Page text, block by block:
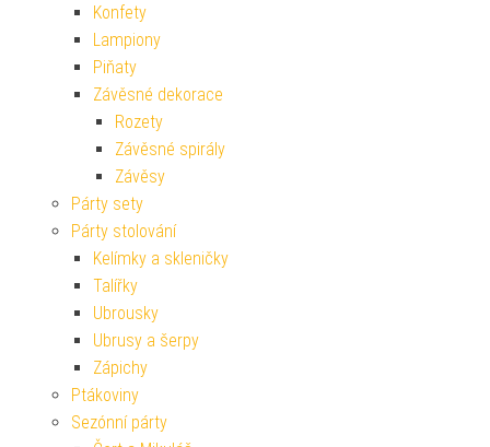
Konfety
Lampiony
Piňaty
Závěsné dekorace
Rozety
Závěsné spirály
Závěsy
Párty sety
Párty stolování
Kelímky a skleničky
Talířky
Ubrousky
Ubrusy a šerpy
Zápichy
Ptákoviny
Sezónní párty